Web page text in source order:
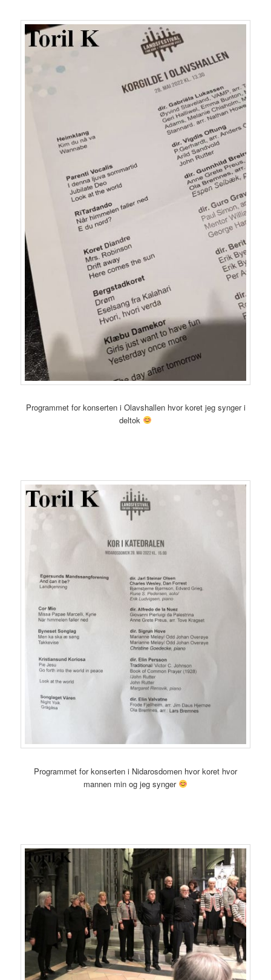
Programmet for konserten i Olavshallen hvor koret jeg synger i
deltok
Programmet for konserten i Nidarosdomen hvor koret hvor
mannen min og jeg synger